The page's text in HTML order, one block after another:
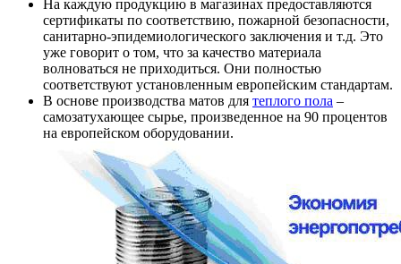
На каждую продукцию в магазинах предоставляются
сертификаты по соответствию, пожарной безопасности,
санитарно-эпидемиологического заключения и т.д. Это
уже говорит о том, что за качество материала
волноваться не приходиться. Они полностью
соответствуют установленным европейским стандартам.
В основе производства матов для теплого пола –
самозатухающее сырье, произведенное на 90 процентов
на европейском оборудовании.